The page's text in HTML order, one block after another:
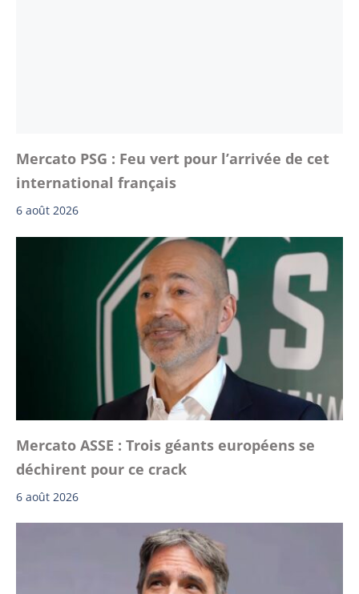
Mercato PSG : Feu vert pour l’arrivée de cet
international français
6 août 2026
Mercato ASSE : Trois géants européens se
déchirent pour ce crack
6 août 2026